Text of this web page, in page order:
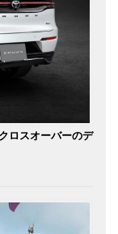
ロスオーバーのデ